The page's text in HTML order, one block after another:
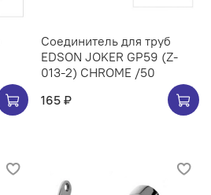
Соединитель для труб
EDSON JOKER GP59 (Z-
013-2) CHROME /50
165 ₽